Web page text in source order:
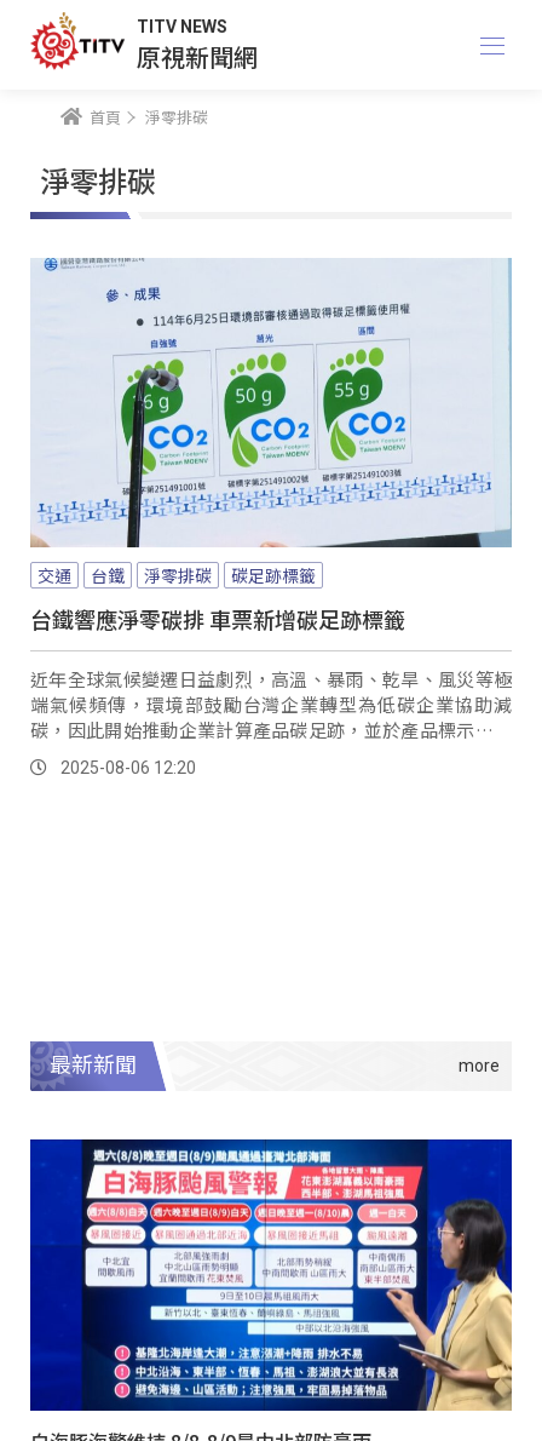
TITV NEWS
原視新聞網
首頁 淨零排碳
淨零排碳
交通 台鐵 淨零排碳 碳足跡標籤
台鐵響應淨零碳排 車票新增碳足跡標籤
近年全球氣候變遷日益劇烈，高溫、暴雨、乾旱、風災等極
端氣候頻傳，環境部鼓勵台灣企業轉型為低碳企業協助減
碳，因此開始推動企業計算產品碳足跡，並於產品標示碳足
跡標籤，供消費者參考，台鐵作為台灣高碳排放量的企業，
持續配合政府減碳政策。
2025-08-06 12:20
最新新聞